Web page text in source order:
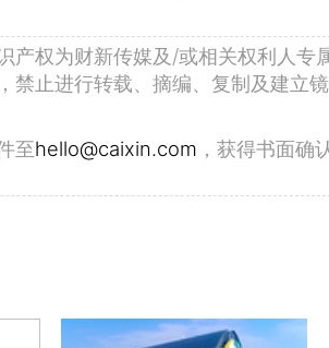
产权为财新传媒及/或相关权利人专
禁止进行转载、摘编、复制及建立镜
至hello@caixin.com ，获得书面确